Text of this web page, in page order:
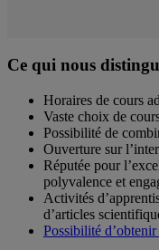
Ce qui nous
Horaires de cours
Vaste choix de
Possibilité de
Ouverture sur
Réputée pour
polyvalence et
Activités
d’articles
Possibilité